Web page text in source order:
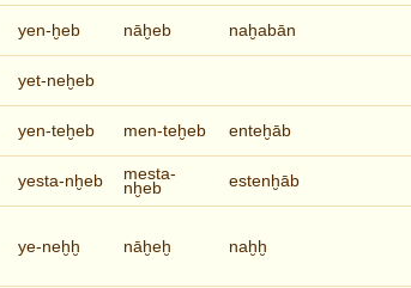
yen-ḫeb nāḫeb naḫabān
yet-neḫeb
yen-teḫeb men-teḫeb enteḫāb
yesta-nḫeb mesta-
nḫeb estenḫāb
ye-neḫḫ nāḫeḫ naḫḫ